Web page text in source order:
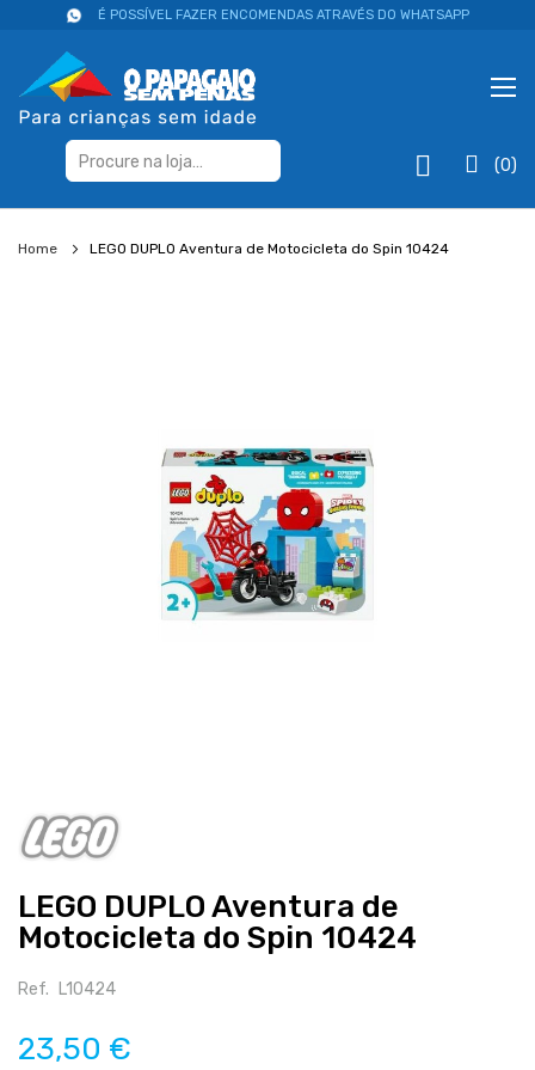
É POSSÍVEL FAZER ENCOMENDAS ATRAVÉS DO WHATSAPP
(0)
Home LEGO DUPLO Aventura de Motocicleta do Spin 10424
LEGO DUPLO Aventura de
Motocicleta do Spin 10424
Ref. L10424
23,50 €
para
o
da
galeria
de
imagens